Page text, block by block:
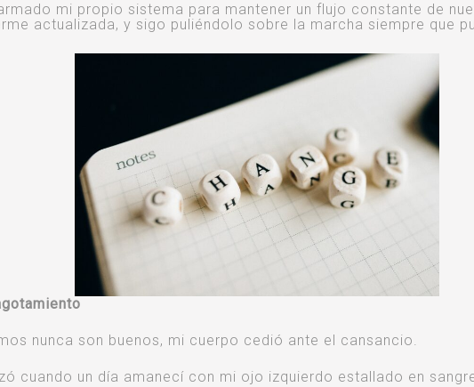
mi propio sistema para mantener un flujo constante de
actualizada, y sigo puliéndolo sobre la marcha siempre que
nunca son buenos, mi cuerpo cedió ante el cansancio.
cuando un día amanecí con mi ojo izquierdo estallado en